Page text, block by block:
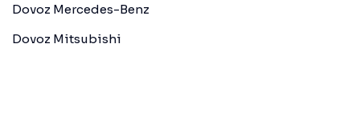
Dovoz Mercedes-Benz
Dovoz Mitsubishi